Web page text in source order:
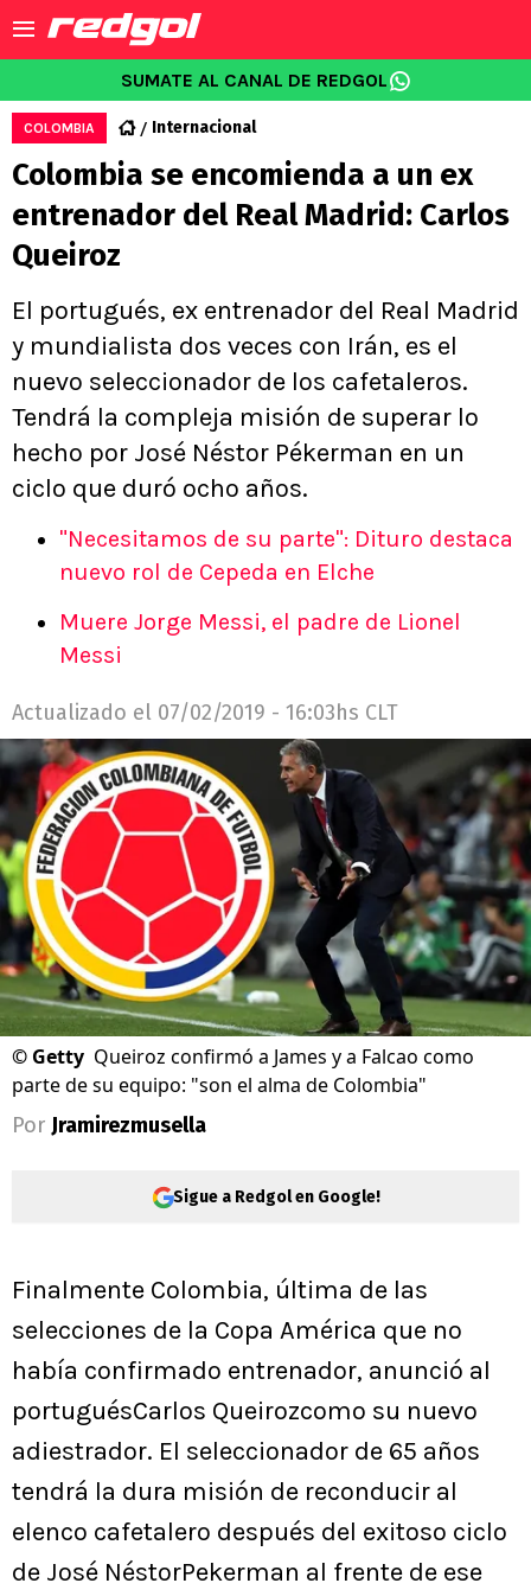
SUMATE AL CANAL DE REDGOL
COLOMBIA Internacional
Colombia se encomienda a un ex
entrenador del Real Madrid: Carlos
Queiroz
El portugués, ex entrenador del Real Madrid
y mundialista dos veces con Irán, es el
nuevo seleccionador de los cafetaleros.
Tendrá la compleja misión de superar lo
hecho por José Néstor Pékerman en un
ciclo que duró ocho años.
"Necesitamos de su parte": Dituro destaca
nuevo rol de Cepeda en Elche
Muere Jorge Messi, el padre de Lionel
Messi
Actualizado el 07/02/2019 - 16:03hs CLT
© Getty Queiroz confirmó a James y a Falcao como
parte de su equipo: "son el alma de Colombia"
Por Jramirezmusella
Sigue a Redgol en Google!
Finalmente Colombia, última de las
selecciones de la Copa América que no
había confirmado entrenador, anunció al
portuguésCarlos Queirozcomo su nuevo
adiestrador. El seleccionador de 65 años
tendrá la dura misión de reconducir al
elenco cafetalero después del exitoso ciclo
de José NéstorPekerman al frente de ese